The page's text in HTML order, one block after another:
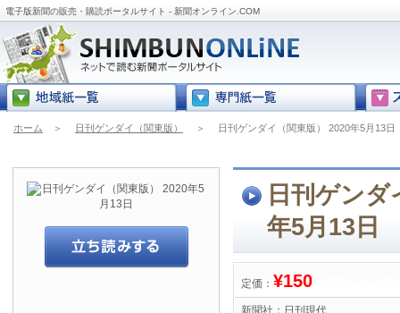
電子版新聞の販売・購読ポータルサイト - 新聞オンライン.COM
ホーム ＞ 日刊ゲンダイ（関東版） ＞ 日刊ゲンダイ（関東版） 2020年5月13日
日刊ゲン
年5月13日
定価： ¥150
新聞社： 日刊現代